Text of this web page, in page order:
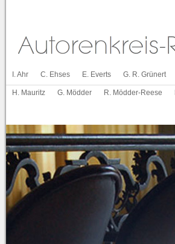
I. Ahr C. Ehses E. Everts G. R. Grünert
H. Mauritz G. Mödder R. Mödder-Reese